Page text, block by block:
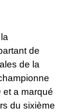
de
de la
et a marqué
du sixième